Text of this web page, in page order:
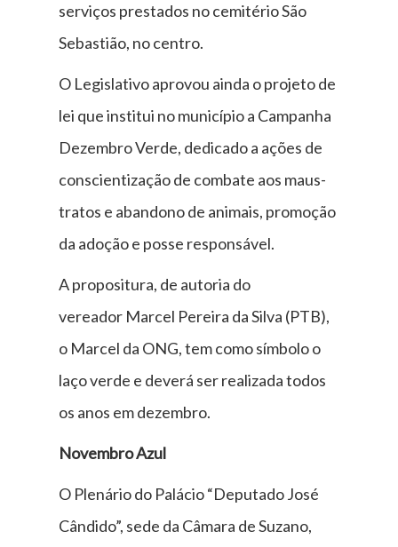
serviços prestados no cemitério São
Sebastião, no centro.
O Legislativo aprovou ainda o projeto de
lei que institui no município a Campanha
Dezembro Verde, dedicado a ações de
conscientização de combate aos maus-
tratos e abandono de animais, promoção
da adoção e posse responsável.
A propositura, de autoria do
vereador Marcel Pereira da Silva (PTB),
o Marcel da ONG, tem como símbolo o
laço verde e deverá ser realizada todos
os anos em dezembro.
Novembro Azul
O Plenário do Palácio “Deputado José
Cândido”, sede da Câmara de Suzano,